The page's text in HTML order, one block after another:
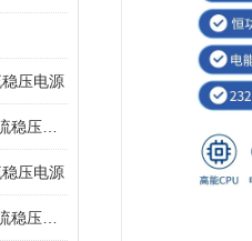
压电源
压电源